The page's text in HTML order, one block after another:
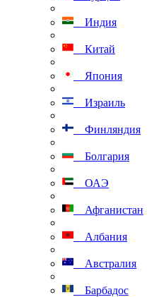
Индия
Китай
Япония
Израиль
Финляндия
Болгария
ОАЭ
Афганистан
Албания
Австралия
Барбадос